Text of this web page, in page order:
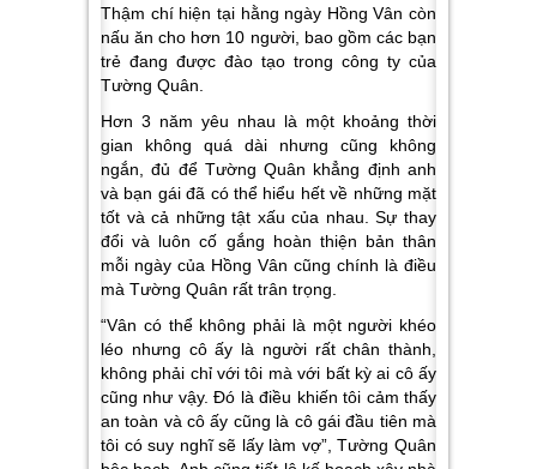
Thậm chí hiện tại hằng ngày Hồng Vân còn
nấu ăn cho hơn 10 người, bao gồm các bạn
trẻ đang được đào tạo trong công ty của
Tường Quân.
Hơn 3 năm yêu nhau là một khoảng thời
gian không quá dài nhưng cũng không
ngắn, đủ để Tường Quân khẳng định anh
và bạn gái đã có thể hiểu hết về những mặt
tốt và cả những tật xấu của nhau. Sự thay
đổi và luôn cố gắng hoàn thiện bản thân
mỗi ngày của Hồng Vân cũng chính là điều
mà Tường Quân rất trân trọng.
“Vân có thể không phải là một người khéo
léo nhưng cô ấy là người rất chân thành,
không phải chỉ với tôi mà với bất kỳ ai cô ấy
cũng như vậy. Đó là điều khiến tôi cảm thấy
an toàn và cô ấy cũng là cô gái đầu tiên mà
tôi có suy nghĩ sẽ lấy làm vợ”, Tường Quân